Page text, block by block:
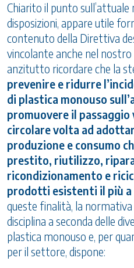
Chiarito il punto sull’attuale
disposizioni, appare utile
contenuto della Direttiva
vincolante anche nel nostro
anzitutto ricordare che la
prevenire e ridurre
di plastica monouso
promuovere il passaggio
circolare volta ad
produzione e consumo
prestito, riutilizzo,
ricondizionamento e
prodotti esistenti il più a
queste finalità, la
disciplina a seconda delle
plastica monouso e, per
per il settore, dispone: